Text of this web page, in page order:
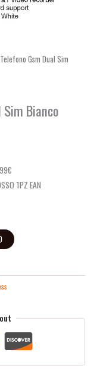
Gsm Dual Sim
Bianco
1PZ EAN